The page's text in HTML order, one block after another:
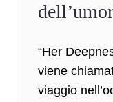
“Her
viene
viaggio